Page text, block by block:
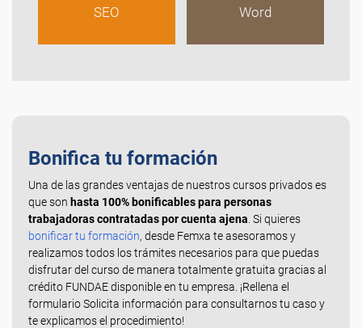
SEO Word
Bonifica tu formación
Una de las grandes ventajas de nuestros cursos privados es
que son hasta 100% bonificables para personas
trabajadoras contratadas por cuenta ajena . Si quieres
bonificar tu formación, desde Femxa te asesoramos y
realizamos todos los trámites necesarios para que puedas
disfrutar del curso de manera totalmente gratuita gracias al
crédito FUNDAE disponible en tu empresa. ¡Rellena el
formulario Solicita información para consultarnos tu caso y
te explicamos el procedimiento!